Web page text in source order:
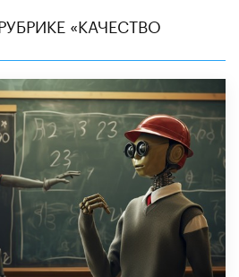
«КАЧЕСТВО